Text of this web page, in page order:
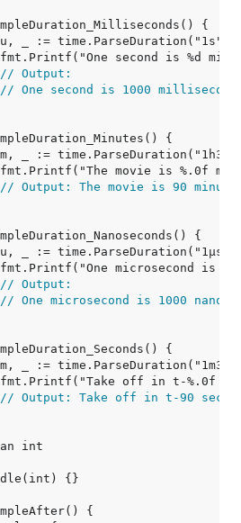
// Output:
// One second is 1000
// Output: The movie is 90
// Output:
// One microsecond is 1000
// Output: Take off in t-90